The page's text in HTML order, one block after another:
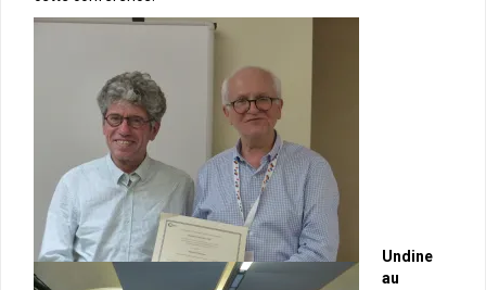
Undine
au